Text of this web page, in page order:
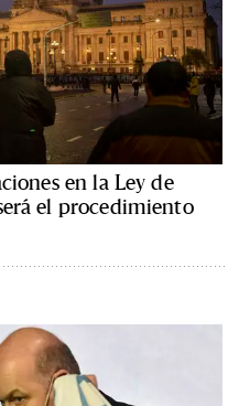
en la Ley de
el procedimiento